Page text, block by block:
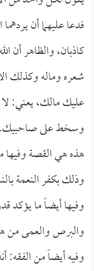
فدعا عليهما أن يردهما
كاذبان، والظاهر أن
شعره وماله وكذلك
عليك مالك، يعني: لا
وسخط على صاحبيك.
هذه هي القصة وفيها
وذلك بكفر النعمة
وفيها أيضاً ما يؤكد
والبرص والعمى من
وفيه أيضاً من الفقه: